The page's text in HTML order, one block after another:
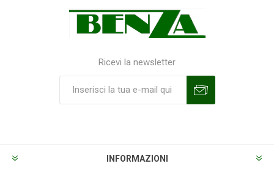
Ricevi la newsletter
INFORMAZIONI